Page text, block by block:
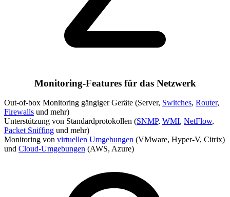
Monitoring-Features für das Netzwerk
Out-of-box Monitoring gängiger Geräte (Server, Switches, Router,
Firewalls und mehr)
Unterstützung von Standardprotokollen (SNMP, WMI, NetFlow,
Packet Sniffing und mehr)
Monitoring von virtuellen Umgebungen (VMware, Hyper-V, Citrix)
und Cloud-Umgebungen (AWS, Azure)